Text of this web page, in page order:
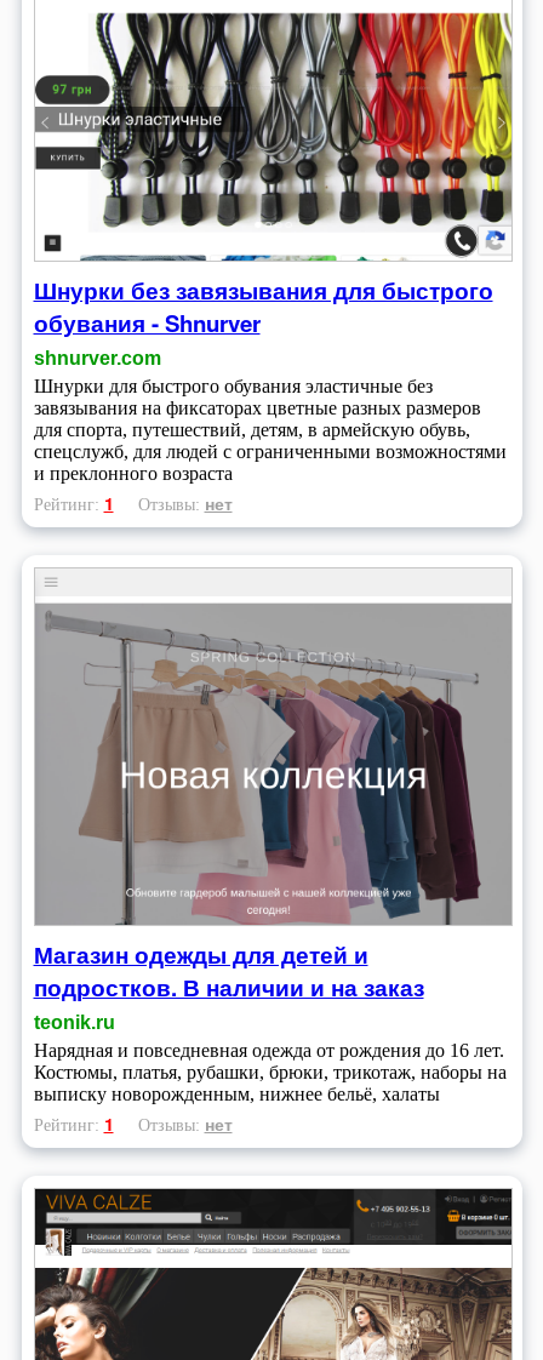
Шнурки без завязывания для быстрого
обувания - Shnurver
shnurver.com
Шнурки для быстрого обувания эластичные без
завязывания на фиксаторах цветные разных размеров
для спорта, путешествий, детям, в армейскую обувь,
спецслужб, для людей с ограниченными возможностями
и преклонного возраста
Рейтинг: 1 Отзывы: нет
Магазин одежды для детей и
подростков. В наличии и на заказ
teonik.ru
Нарядная и повседневная одежда от рождения до 16 лет.
Костюмы, платья, рубашки, брюки, трикотаж, наборы на
выписку новорожденным, нижнее бельё, халаты
Рейтинг: 1 Отзывы: нет